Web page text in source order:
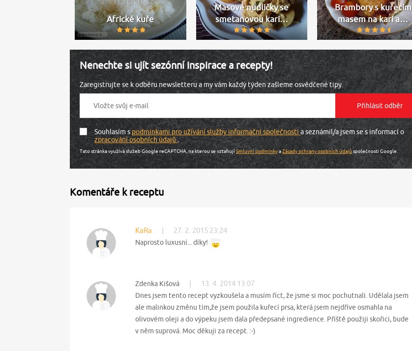
Africké kuře
Masové nudličky se
smetanovou kari…
Brambory s kuřecím
masem na kari a…
Nenechte si ujít sezónní inspirace a recepty!
Zaregistrujte se k odběru newsletteru a my vám každý týden zašleme osvědčené tipy.
Souhlasím spodmínkami pro užívání služby informační společnosti a seznámil/a jsem se s informací o
zpracování osobních údajů.
Tato stránka využívá služeb Google reCAPTCHA, na kterou se vztahujíSmluvní podmínkyaZásady ochrany osobních údajůspolečnosti Google.
Komentáře k receptu
KaRa 27. 2. 2015 23:24
Naprosto luxusní... díky!
Zdenka Kišová 13. 4. 2014 13:07
Dnes jsem tento recept vyzkoušela a musím říct, že jsme si moc pochutnali. Udělala jsem
ale malinkou změnu tím,že jsem použila kuřecí prsa, která jsem nejdříve osmahla na
olivovém oleji a do výpeku jsem dala předepsané ingredience. Příště použiji skořici, bude
v něm suprová. Moc děkuji za recept. :-)